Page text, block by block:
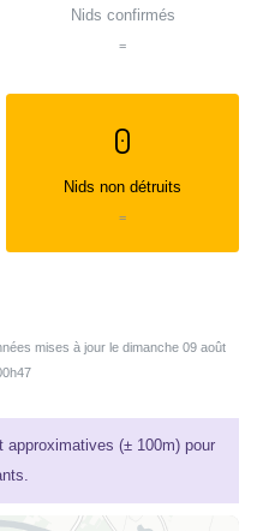
Nids confirmés
=
0
Nids non détruits
=
mises à jour le dimanche 09 août
(± 100m) pour